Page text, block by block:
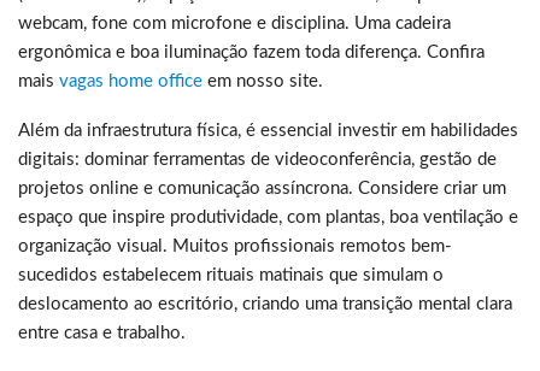
webcam, fone com microfone e disciplina. Uma cadeira
ergonômica e boa iluminação fazem toda diferença. Confira
mais vagas home office em nosso site.
Além da infraestrutura física, é essencial investir em habilidades
digitais: dominar ferramentas de videoconferência, gestão de
projetos online e comunicação assíncrona. Considere criar um
espaço que inspire produtividade, com plantas, boa ventilação e
organização visual. Muitos profissionais remotos bem-
sucedidos estabelecem rituais matinais que simulam o
deslocamento ao escritório, criando uma transição mental clara
entre casa e trabalho.